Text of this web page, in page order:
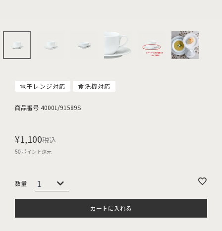
電子レンジ対応 食洗機対応
商品番号 4000L/91589S
¥1,100税込
50ポイント還元
カートに入れる